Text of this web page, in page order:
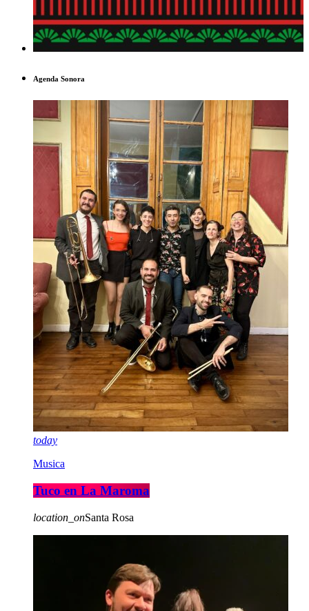
Agenda Sonora
today
Musica
Tuco en La Maroma
location_onSanta Rosa